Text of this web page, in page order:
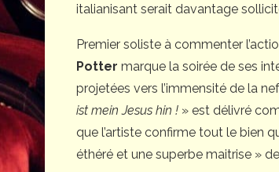
italianisant serait davantage
Premier soliste à commenter
Potter marque la soirée de ses
projetées vers l’immensité de la
ist mein Jesus hin ! » est délivré
que l’artiste confirme tout le bien
éthéré et une superbe maitrise »